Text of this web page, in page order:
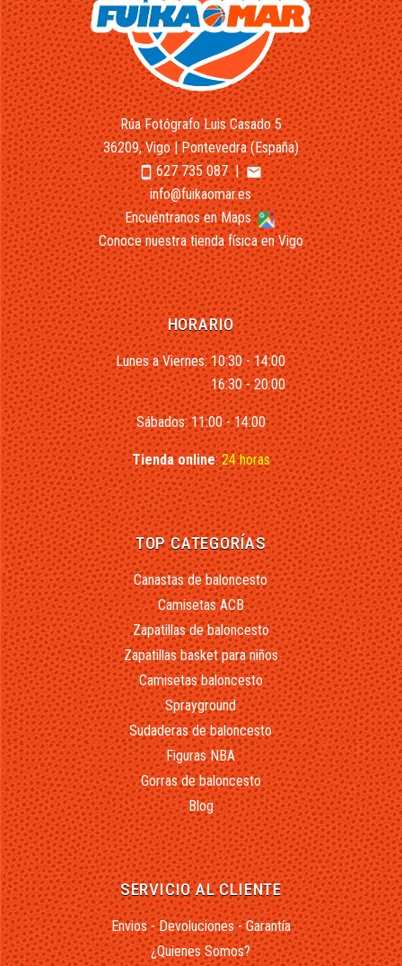
Rúa Fotógrafo Luis Casado 5
36209, Vigo | Pontevedra (España)
smartphone627 735 087|email
info@fuikaomar.es
Encuéntranos en Maps
Conoce nuestra tienda física en Vigo
HORARIO
Lunes a Viernes: 10:30 - 14:00
16:30 - 20:00
Sábados: 11:00 - 14:00
Tienda online:24 horas
TOP CATEGORÍAS
Canastas de baloncesto
Camisetas ACB
Zapatillas de baloncesto
Zapatillas basket para niños
Camisetas baloncesto
Sprayground
Sudaderas de baloncesto
Figuras NBA
Gorras de baloncesto
Blog
SERVICIO AL CLIENTE
Envios - Devoluciones - Garantía
¿Quienes Somos?